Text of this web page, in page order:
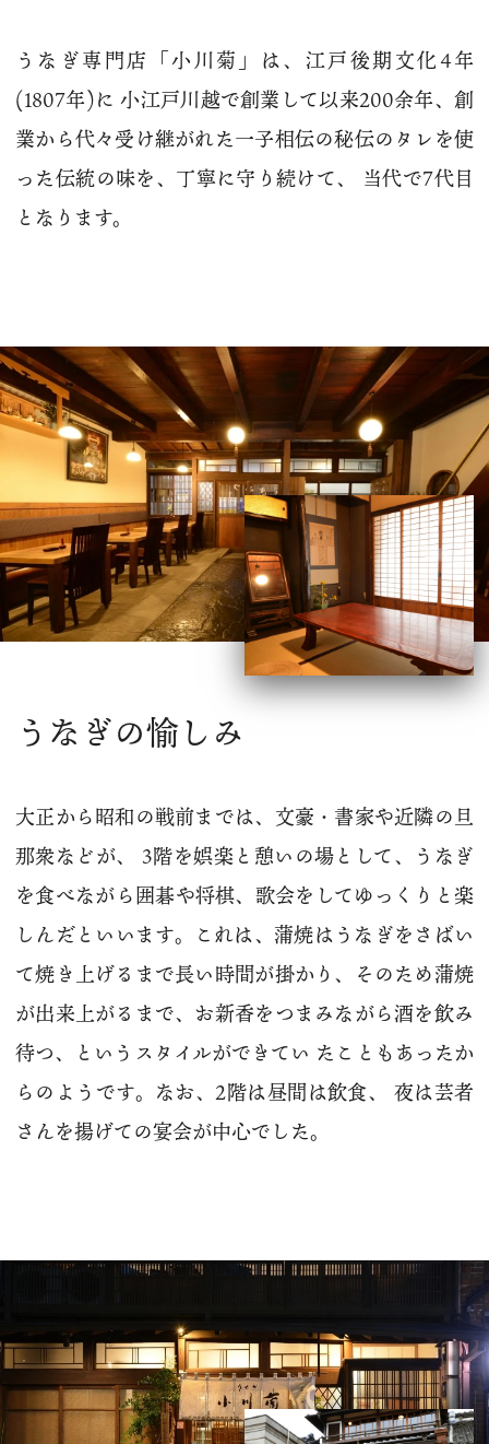
うなぎ専門店「小川菊」は、江戸後期文化4年
(1807年)に 小江戸川越で創業して以来200余年、創
業から代々受け継がれた一子相伝の秘伝のタレを使
った伝統の味を、丁寧に守り続けて、 当代で7代目
となります。
うなぎの愉しみ
大正から昭和の戦前までは、文豪・書家や近隣の旦
那衆などが、 3階を娯楽と憩いの場として、うなぎ
を食べながら囲碁や将棋、歌会をしてゆっくりと楽
しんだといいます。これは、蒲焼はうなぎをさばい
て焼き上げるまで長い時間が掛かり、そのため蒲焼
が出来上がるまで、お新香をつまみながら酒を飲み
待つ、というスタイルができてい たこともあったか
らのようです。なお、2階は昼間は飲食、 夜は芸者
さんを揚げての宴会が中心でした。